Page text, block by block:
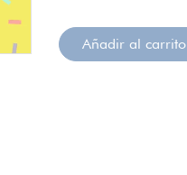
Añadir al carrito